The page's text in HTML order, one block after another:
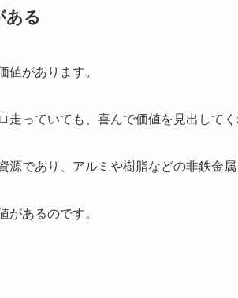
ある
値があります。
走っていても、喜んで価値を見出してく
源であり、アルミや樹脂などの非鉄金属
があるのです。